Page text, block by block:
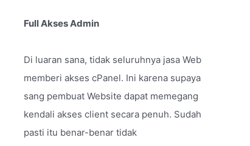
Full Akses Admin
Di luaran sana, tidak seluruhnya jasa Web
memberi akses cPanel. Ini karena supaya
sang pembuat Website dapat memegang
kendali akses client secara penuh. Sudah
pasti itu benar-benar tidak